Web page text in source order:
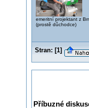
emeritní projektant z
(prostě důchodce)
Stran: [1]
Příbuzné